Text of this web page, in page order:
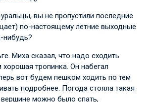
вы не пропустили последние
по-настоящему летние выходные
нибудь?
Миха сказал, что надо сходить
тропинка. Он набегал
вот будем пешком ходить по тем
подробнее. Погода стояла такая
вершине можно было спать,